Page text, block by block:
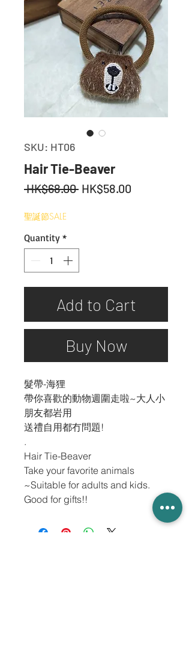
SKU: HT06
Hair Tie-Beaver
HK$68.00 Regular
HK$58.00
聖誕節SALE
Quantity *
Add to Cart
Buy Now
髮帶-海狸
帶你喜歡的動物週圍走啦~大人小
朋友都岩用
送禮自用都冇問題!
.
Hair Tie-Beaver
Take your favorite animals
~Suitable for adults and kids.
Good for gifts!!